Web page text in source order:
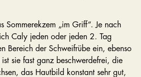
Sommerekzem „im Griff“. Je nach
Caly jeden oder jeden 2. Tag
Bereich der Schweifrübe ein, ebenso
sie fast ganz beschwerdefrei, die
das Hautbild konstant sehr gut,